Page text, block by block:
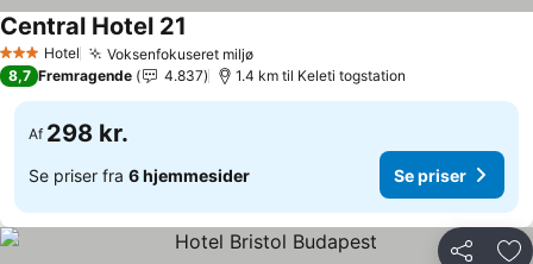
3 StjernerHotel Voksenfokuseret miljø
Central Hotel 21
8,7 Fremragende 4.837 1.4 km til Keleti togstation
Af 298 kr.
Se priser fra 6 hjemmesider Se priser